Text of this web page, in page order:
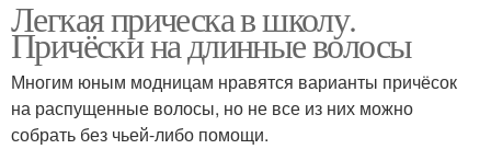
Легкая прическа в школу.
Причёски на длинные волосы
Многим юным модницам нравятся варианты причёсок
на распущенные волосы, но не все из них можно
собрать без чьей-либо помощи.